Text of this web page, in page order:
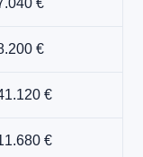
€
€
€
€